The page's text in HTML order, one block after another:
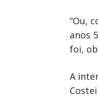
“Ou,
anos
foi,
A